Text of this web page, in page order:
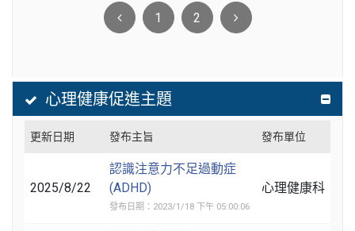
1 2
心理健康促進主題
更新日期 發布主旨 發布單位
2025/8/22
認識注意力不足過動症
(ADHD)
發布日期：2023/1/18 下午 05:00:06
心理健康科